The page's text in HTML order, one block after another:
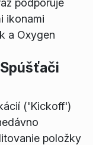
ikonami
a Oxygen
('Kickoff')
položky